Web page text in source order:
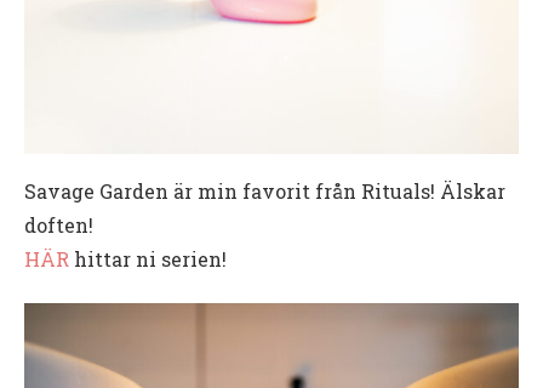
Savage Garden är min favorit från Rituals! Älskar
doften!
HÄR hittar ni serien!